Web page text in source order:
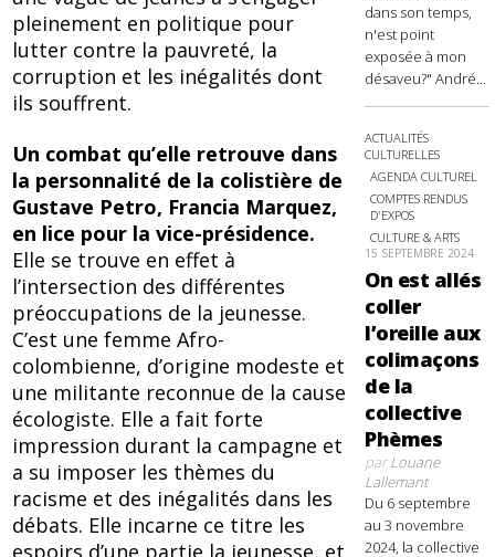
pleinement en politique pour
lutter contre la pauvreté, la
corruption et les inégalités dont
ils souffrent.
Un combat qu’elle retrouve dans
la personnalité de la colistière de
Gustave Petro, Francia Marquez,
en lice pour la vice-présidence.
Elle se trouve en effet à
l’intersection des différentes
préoccupations de la jeunesse.
C’est une femme Afro-
colombienne, d’origine modeste et
une militante reconnue de la cause
écologiste. Elle a fait forte
impression durant la campagne et
a su imposer les thèmes du
racisme et des inégalités dans les
débats. Elle incarne ce titre les
dans son temps,
n'est point
exposée à mon
désaveu?" André...
ACTUALITÉS
CULTURELLES
AGENDA CULTUREL
COMPTES RENDUS
D'EXPOS
CULTURE & ARTS
15 SEPTEMBRE 2024
On est allés
coller
l’oreille aux
colimaçons
de la
collective
Phèmes
parLouane
Lallemant
Du 6 septembre
au 3 novembre
2024, la collective